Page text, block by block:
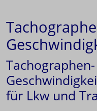
für Lkw und